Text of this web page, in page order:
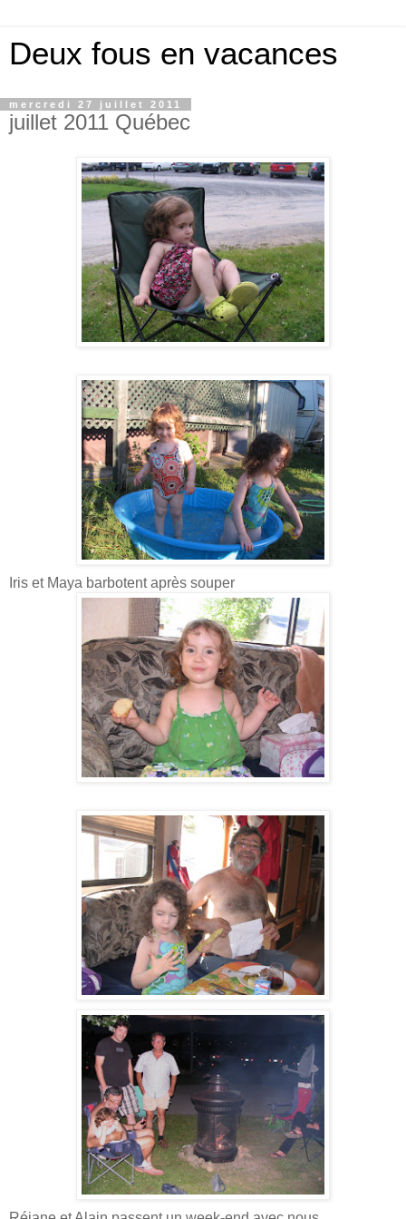
Deux fous en vacances
mercredi 27 juillet 2011
juillet 2011 Québec
Iris et Maya barbotent après souper